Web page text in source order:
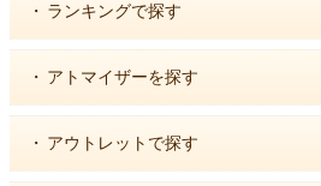
・ ランキングで探す
・ アトマイザーを探す
・ アウトレットで探す